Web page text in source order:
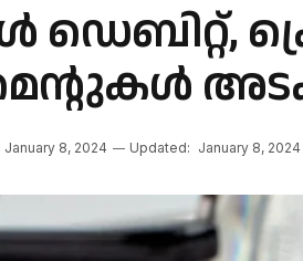
ഡെബിറ്റ്,
January 8, 2024 Updated: January 8, 2024